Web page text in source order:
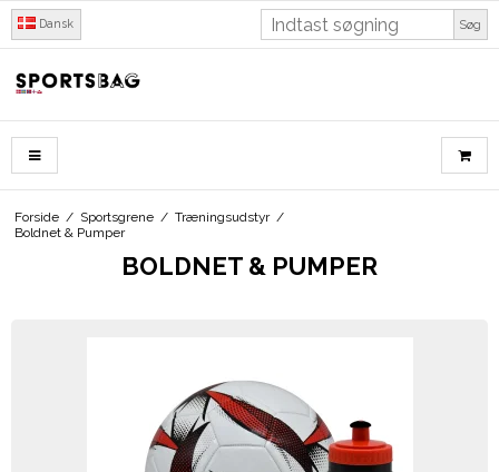
Dansk Søg
Forside / Sportsgrene / Træningsudstyr /
Boldnet & Pumper
BOLDNET & PUMPER